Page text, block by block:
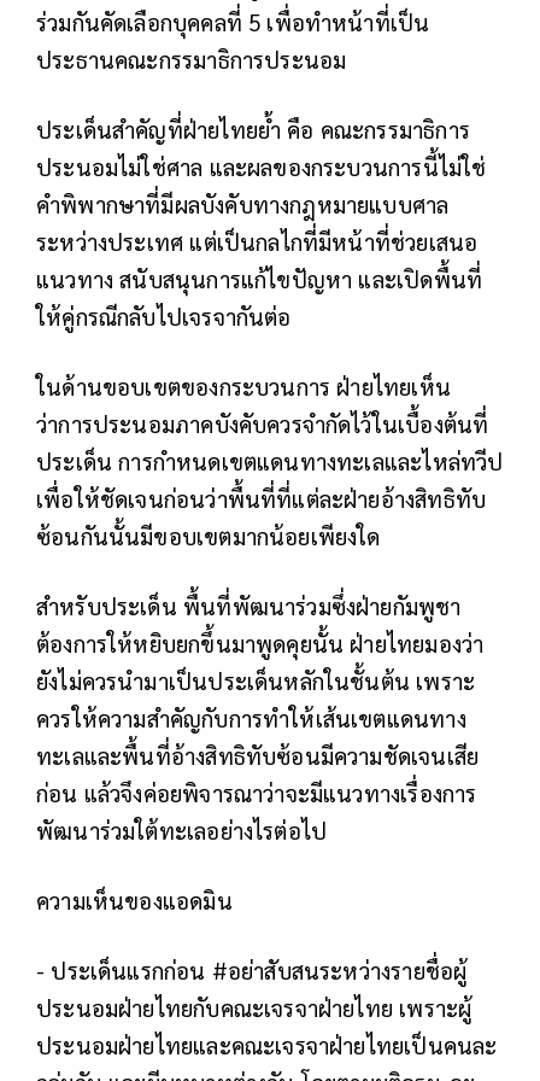
ร่วมกันคัดเลือกบุคคลที่ 5 เพื่อทำหน้าที่เป็น
ประธานคณะกรรมาธิการประนอม
ประเด็นสำคัญที่ฝ่ายไทยย้ำ คือ คณะกรรมาธิการ
ประนอมไม่ใช่ศาล และผลของกระบวนการนี้ไม่ใช่
คำพิพากษาที่มีผลบังคับทางกฎหมายแบบศาล
ระหว่างประเทศ แต่เป็นกลไกที่มีหน้าที่ช่วยเสนอ
แนวทาง สนับสนุนการแก้ไขปัญหา และเปิดพื้นที่
ให้คู่กรณีกลับไปเจรจากันต่อ
ในด้านขอบเขตของกระบวนการ ฝ่ายไทยเห็น
ว่าการประนอมภาคบังคับควรจำกัดไว้ในเบื้องต้นที่
ประเด็น การกำหนดเขตแดนทางทะเลและไหล่ทวีป
เพื่อให้ชัดเจนก่อนว่าพื้นที่ที่แต่ละฝ่ายอ้างสิทธิทับ
ซ้อนกันนั้นมีขอบเขตมากน้อยเพียงใด
สำหรับประเด็น พื้นที่พัฒนาร่วมซึ่งฝ่ายกัมพูชา
ต้องการให้หยิบยกขึ้นมาพูดคุยนั้น ฝ่ายไทยมองว่า
ยังไม่ควรนำมาเป็นประเด็นหลักในชั้นต้น เพราะ
ควรให้ความสำคัญกับการทำให้เส้นเขตแดนทาง
ทะเลและพื้นที่อ้างสิทธิทับซ้อนมีความชัดเจนเสีย
ก่อน แล้วจึงค่อยพิจารณาว่าจะมีแนวทางเรื่องการ
พัฒนาร่วมใต้ทะเลอย่างไรต่อไป
ความเห็นของแอดมิน
- ประเด็นแรกก่อน #อย่าสับสนระหว่างรายชื่อผู้
ประนอมฝ่ายไทยกับคณะเจรจาฝ่ายไทย เพราะผู้
ประนอมฝ่ายไทยและคณะเจรจาฝ่ายไทยเป็นคนละ